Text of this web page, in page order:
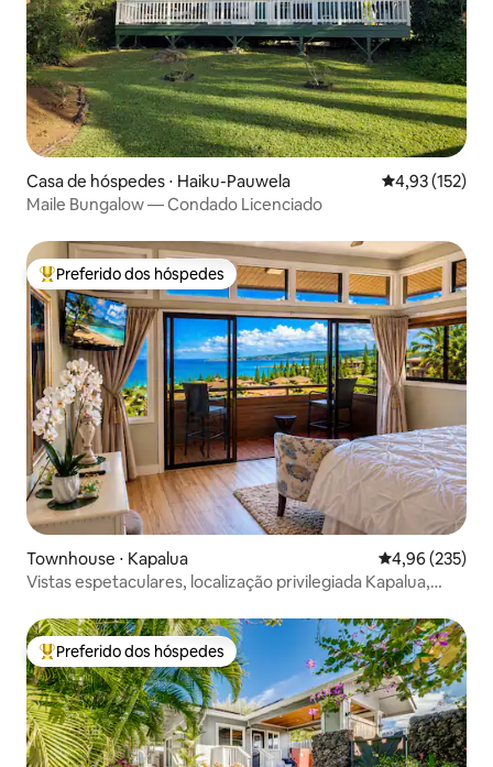
Casa de hóspedes ⋅ Haiku-Pauwela 4,93 de uma
4,93 (152)
Maile Bungalow — Condado Licenciado
Entre os melhores preferidos dos hóspedes
Preferido dos hóspedes
Townhouse ⋅ Kapalua 4,96 de uma
4,96 (235)
Vistas espetaculares, localização privilegiada Kapalua,
Entre os melhores preferidos dos hóspedes
Preferido dos hóspedes